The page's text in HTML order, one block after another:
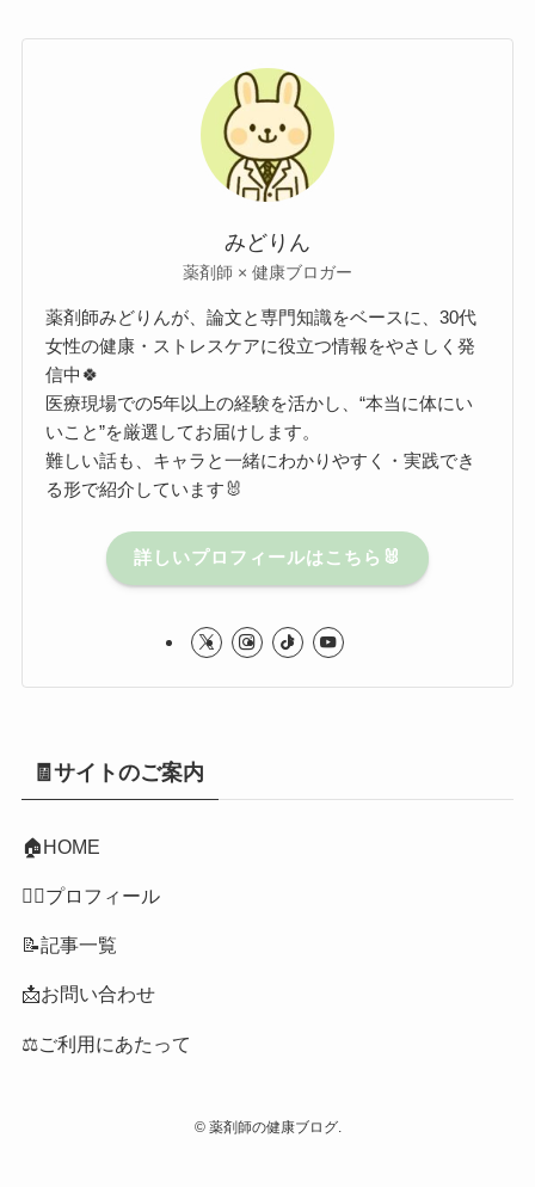
みどりん
薬剤師 × 健康ブロガー
薬剤師みどりんが、論文と専門知識をベースに、30代
女性の健康・ストレスケアに役立つ情報をやさしく発
信中🍀
医療現場での5年以上の経験を活かし、“本当に体にい
いこと”を厳選してお届けします。
難しい話も、キャラと一緒にわかりやすく・実践でき
る形で紹介しています🐰
詳しいプロフィールはこちら🐰
🧾サイトのご案内
🏠HOME
👩‍⚕️プロフィール
📝記事一覧
📩お問い合わせ
⚖️ご利用にあたって
©薬剤師の健康ブログ.